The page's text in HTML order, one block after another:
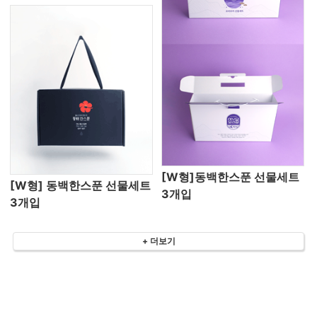
[W형] 동백한스푼 선물세트
3개입
[W형]동백한스푼 선물세트
3개입
+ 더보기